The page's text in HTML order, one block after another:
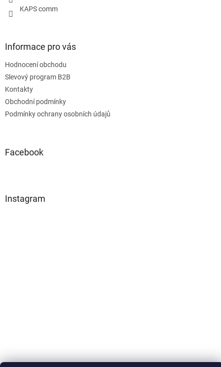
KAPS comm
Informace pro vás
Hodnocení obchodu
Slevový program B2B
Kontakty
Obchodní podmínky
Podmínky ochrany osobních údajů
Facebook
Instagram